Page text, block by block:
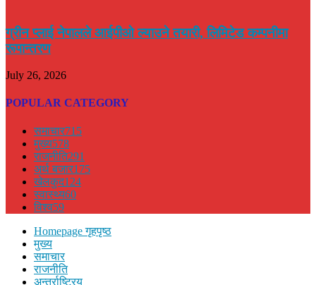
ग्रीन प्लाई नेपालले आईपीओ ल्याउने तयारी, लिमिटेड कम्पनीमा
रूपान्तरण
July 26, 2026
POPULAR CATEGORY
समाचार715
मुख्य578
राजनीति291
अर्थ बजार175
खेलकुद124
स्वास्थ्य60
विश्व59
Homepage गृहपृष्ठ
मुख्य
समाचार
राजनीति
अन्तर्राष्ट्रिय